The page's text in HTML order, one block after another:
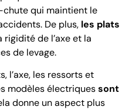
chute qui maintient le
De plus, les plats
rigidité de l’axe et la
de levage.
l’axe, les ressorts et
modèles électriquessont
donne un aspect plus